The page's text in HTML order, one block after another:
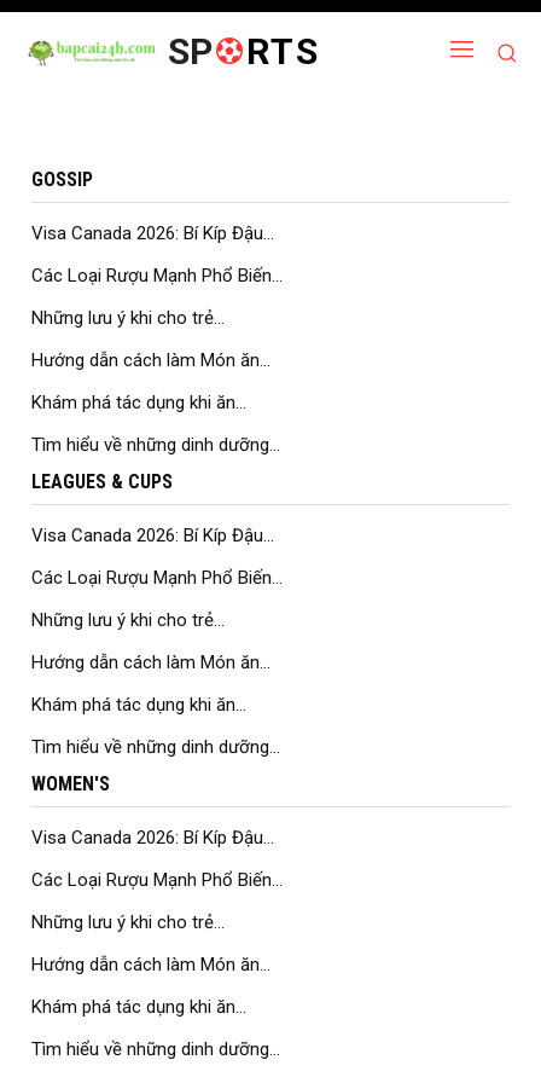
SP RTS
GOSSIP
Visa Canada 2026: Bí Kíp Đậu...
Các Loại Rượu Mạnh Phổ Biến...
Những lưu ý khi cho trẻ...
Hướng dẫn cách làm Món ăn...
Khám phá tác dụng khi ăn...
Tìm hiểu về những dinh dưỡng...
LEAGUES & CUPS
Visa Canada 2026: Bí Kíp Đậu...
Các Loại Rượu Mạnh Phổ Biến...
Những lưu ý khi cho trẻ...
Hướng dẫn cách làm Món ăn...
Khám phá tác dụng khi ăn...
Tìm hiểu về những dinh dưỡng...
WOMEN'S
Visa Canada 2026: Bí Kíp Đậu...
Các Loại Rượu Mạnh Phổ Biến...
Những lưu ý khi cho trẻ...
Hướng dẫn cách làm Món ăn...
Khám phá tác dụng khi ăn...
Tìm hiểu về những dinh dưỡng...